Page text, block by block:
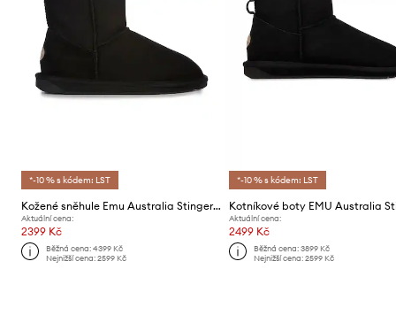
*-10 % s kódem: LST
Kožené sněhule Emu Australia Stinger Mini
Aktuální cena:
2399 Kč
Běžná cena:4399 Kč
Nejnižší cena:2599 Kč
*-10 % s kódem: LST
Aktuální cena:
2499 Kč
Běžná cena: 3899 Kč
Nejnižší cena: 2599 Kč